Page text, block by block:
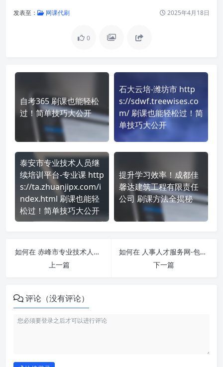
发表至： 网课代刷 2025年4月18日
0
自考365 刷课也能轻松
过！简单技巧大公开
石大云培-潍坊市 http
s://sdwf.treewises.co
m/ 刷课也能轻松过！简
单技巧大公开
泰安市专业技术人员继
续培训平台-专业课 http
s://ta.zhuanjipx.com/i
ndex.html 刷课也能轻
松过！简单技巧大公开
提升学习效率！成都佳
馨达建筑工程有限责任
公司 刷课方法全揭秘
如何在 赤峰市专业技术人员继续教育公需科目培训网 https://zjpx.nmgdbrc.com/ 平台快速完成学习任务？
上一篇
如何在 人事人才服务网-包头市 http://bt.chinahrt.cn 平台快速完成学习任务？
下一篇
评论（没有评论）